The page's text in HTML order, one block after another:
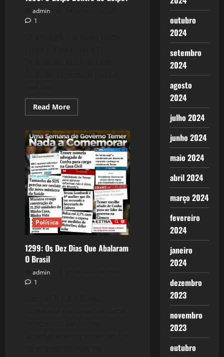
admin
1
Read MoreRead
more
O
Golpe
Dentro
do
Golpe?
Política
1299: Os Dez Dias Que Abalaram
O Brasil
admin
1
outubro
2024
setembro
2024
agosto
2024
julho 2024
junho 2024
maio 2024
abril 2024
março 2024
fevereiro
2024
janeiro
2024
dezembro
2023
novembro
2023
outubro